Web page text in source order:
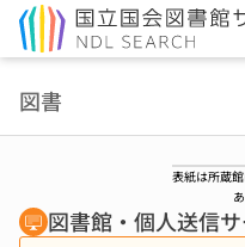
図書
表紙は所蔵
図書館・個人送信